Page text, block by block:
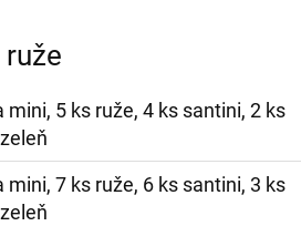
ruže
mini, 5 ks ruže, 4 ks santini, 2 ks
mini, 7 ks ruže, 6 ks santini, 3 ks